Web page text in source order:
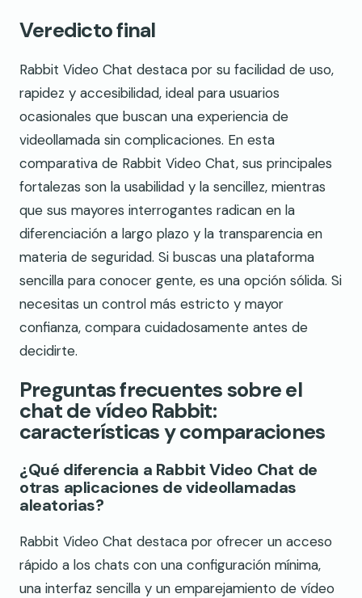
Veredicto final
Rabbit Video Chat destaca por su facilidad de uso,
rapidez y accesibilidad, ideal para usuarios
ocasionales que buscan una experiencia de
videollamada sin complicaciones. En esta
comparativa de Rabbit Video Chat, sus principales
fortalezas son la usabilidad y la sencillez, mientras
que sus mayores interrogantes radican en la
diferenciación a largo plazo y la transparencia en
materia de seguridad. Si buscas una plataforma
sencilla para conocer gente, es una opción sólida. Si
necesitas un control más estricto y mayor
confianza, compara cuidadosamente antes de
decidirte.
Preguntas frecuentes sobre el
chat de vídeo Rabbit:
características y comparaciones
¿Qué diferencia a Rabbit Video Chat de
otras aplicaciones de videollamadas
aleatorias?
Rabbit Video Chat destaca por ofrecer un acceso
rápido a los chats con una configuración mínima,
una interfaz sencilla y un emparejamiento de vídeo